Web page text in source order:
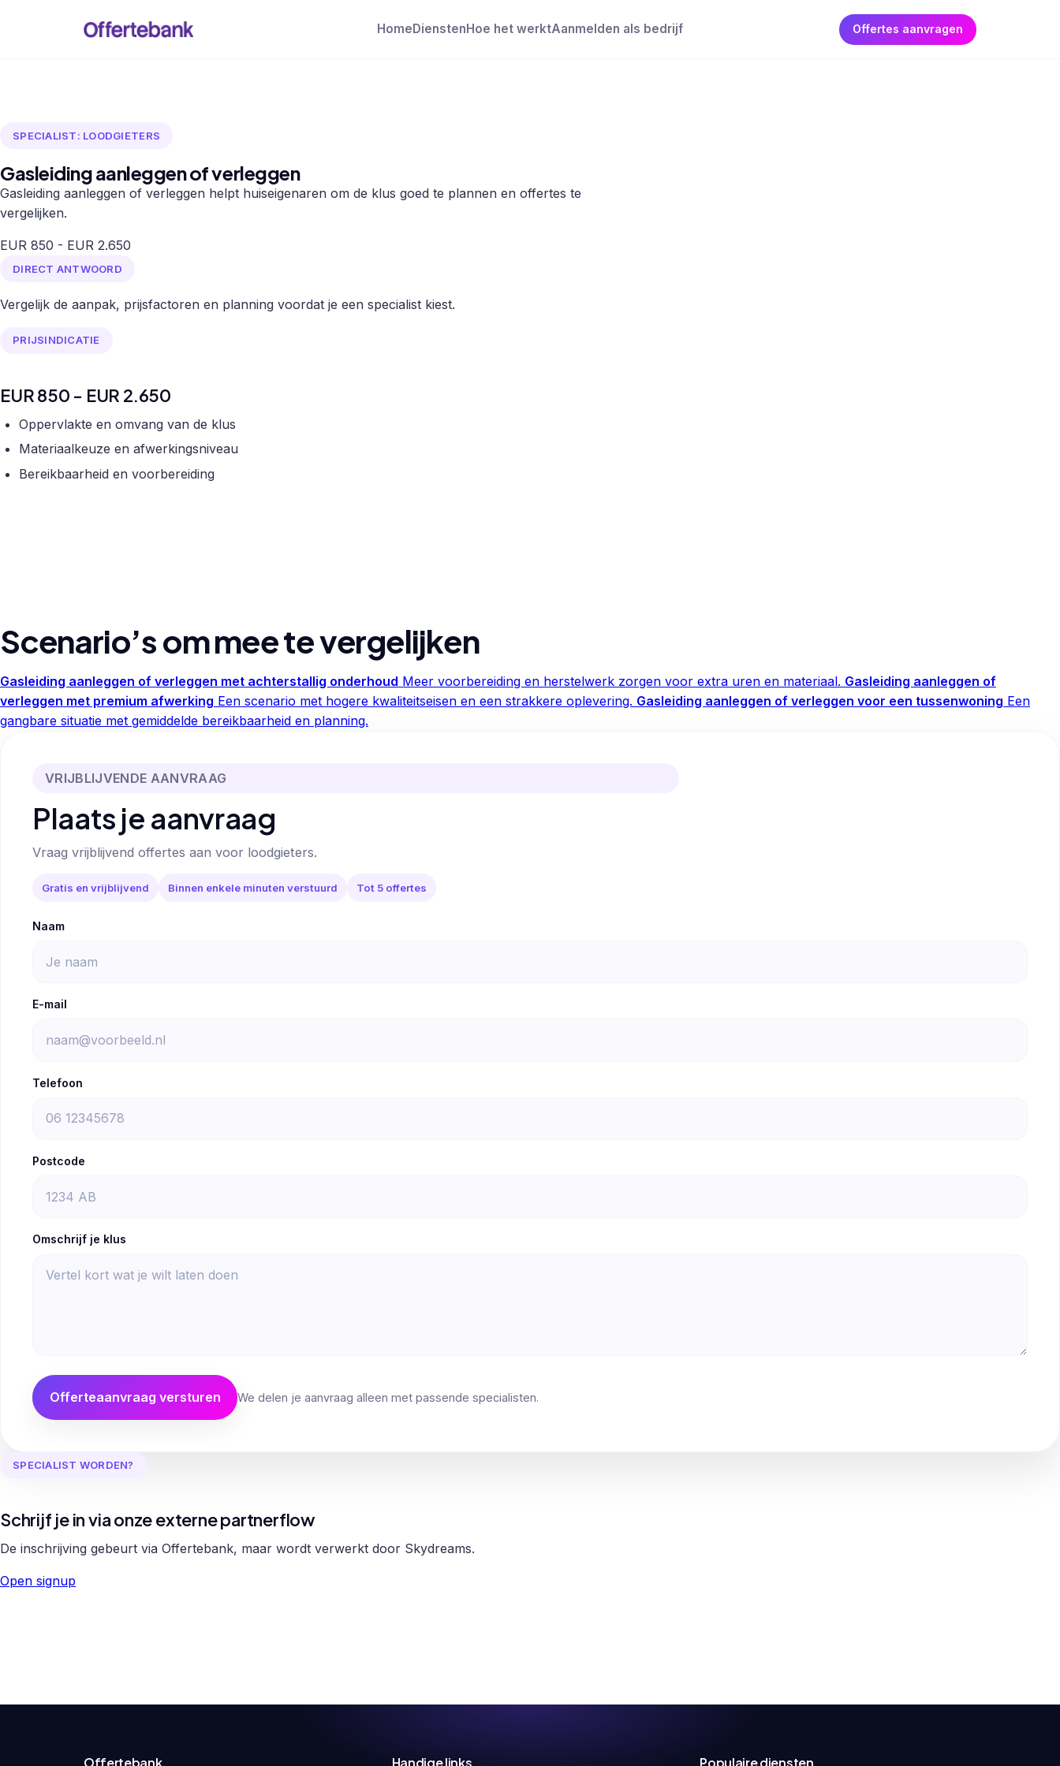
Home Diensten Hoe het werktAanmelden als bedrijf Offertes aanvragen
SPECIALIST: LOODGIETERS
Gasleiding aanleggen of verleggen
Gasleiding aanleggen of verleggen helpt huiseigenaren om de klus goed te plannen en offertes te
vergelijken.
EUR 850 - EUR 2.650
DIRECT ANTWOORD
Vergelijk de aanpak, prijsfactoren en planning voordat je een specialist kiest.
PRIJSINDICATIE
EUR 850 - EUR 2.650
Oppervlakte en omvang van de klus
Materiaalkeuze en afwerkingsniveau
Bereikbaarheid en voorbereiding
Scenario’s om mee te vergelijken
Gasleiding aanleggen of verleggen met achterstallig onderhoud Meer voorbereiding en herstelwerk zorgen voor extra uren en materiaal. Gasleiding aanleggen of
verleggen met premium afwerking Een scenario met hogere kwaliteitseisen en een strakkere oplevering. Gasleiding aanleggen of verleggen voor een tussenwoning Een
gangbare situatie met gemiddelde bereikbaarheid en planning.
VRIJBLIJVENDE AANVRAAG
Plaats je aanvraag
Vraag vrijblijvend offertes aan voor loodgieters.
Gratis en vrijblijvend Binnen enkele minuten verstuurd Tot 5 offertes
Naam
E-mail
Telefoon
Postcode
Omschrijf je klus
Offerteaanvraag versturen We delen je aanvraag alleen met passende specialisten.
SPECIALIST WORDEN?
Schrijf je in via onze externe partnerflow
De inschrijving gebeurt via Offertebank, maar wordt verwerkt door Skydreams.
Open signup